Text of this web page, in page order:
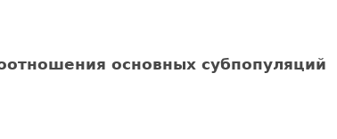
основных субпопуляций